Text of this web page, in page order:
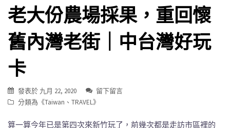
老大份農場採果，重回懷
舊內灣老街｜中台灣好玩
卡
發表於 九月 22, 2020
留下留言
分類為《Taiwan 、 TRAVEL》
算一算今年已是第四次來新竹玩了，前幾次都是走訪市區裡的